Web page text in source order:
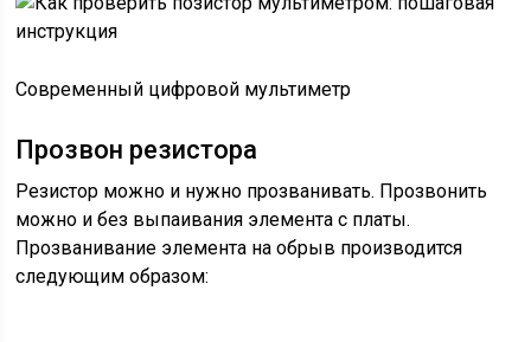
Современный цифровой мультиметр
Прозвон резистора
Резистор можно и нужно прозванивать. Прозвонить
можно и без выпаивания элемента с платы.
Прозванивание элемента на обрыв производится
следующим образом: